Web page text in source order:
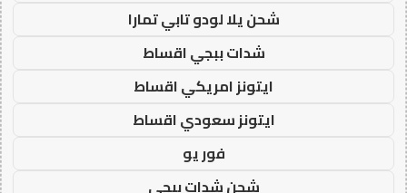
شحن يلا لودو تابي تمارا
شدات ببجي اقساط
ايتونز امريكي اقساط
ايتونز سعودي اقساط
فور يو
شحن شدات ببجي